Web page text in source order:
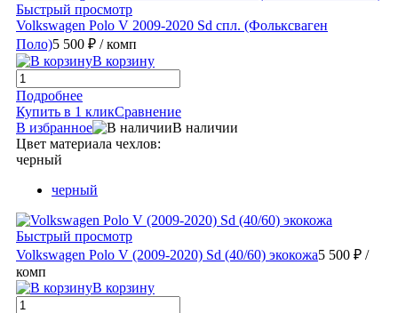
Быстрый просмотр
Volkswagen Polo V 2009-2020 Sd спл. (Фольксваген
Поло)5 500 ₽ / комп
В корзину
Подробнее
Купить в 1 кликСравнение
В избранное
В наличии
Цвет материала чехлов:
черный
черный
Быстрый просмотр
Volkswagen Polo V (2009-2020) Sd (40/60) экокожа5 500 ₽ /
комп
В корзину